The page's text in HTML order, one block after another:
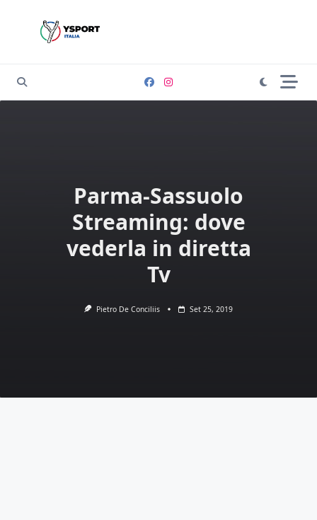
Parma-Sassuolo
Streaming: dove
vederla in diretta
Tv
Pietro De Conciliis Set 25, 2019